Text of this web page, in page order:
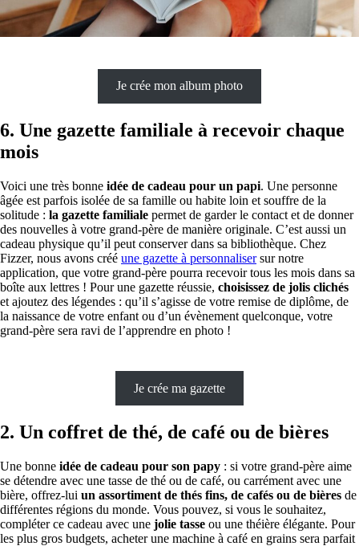
Je crée mon album photo
6. Une gazette familiale à recevoir chaque
mois
Voici une très bonne idée de cadeau pour un papi. Une personne
âgée est parfois isolée de sa famille ou habite loin et souffre de la
solitude : la gazette familiale permet de garder le contact et de donner
des nouvelles à votre grand-père de manière originale. C’est aussi un
cadeau physique qu’il peut conserver dans sa bibliothèque. Chez
Fizzer, nous avons créé une gazette à personnalisersur notre
application, que votre grand-père pourra recevoir tous les mois dans sa
boîte aux lettres ! Pour une gazette réussie, choisissez de jolis clichés
et ajoutez des légendes : qu’il s’agisse de votre remise de diplôme, de
la naissance de votre enfant ou d’un évènement quelconque, votre
grand-père sera ravi de l’apprendre en photo !
Je crée ma gazette
2. Un coffret de thé, de café ou de bières
Une bonne idée de cadeau pour son papy : si votre grand-père aime
se détendre avec une tasse de thé ou de café, ou carrément avec une
bière, offrez-lui un assortiment de thés fins, de cafés ou de bières de
différentes régions du monde. Vous pouvez, si vous le souhaitez,
compléter ce cadeau avec une jolie tasse ou une théière élégante. Pour
les plus gros budgets, acheter une machine à café en grains sera parfait